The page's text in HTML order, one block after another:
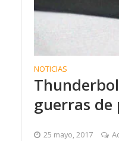
NOTICIAS
guerras de
25 mayo, 2017